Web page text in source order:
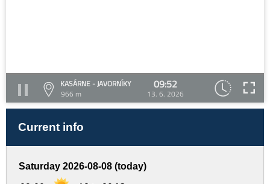
KASÁRNE - JAVORNÍKY
966 m
09:52
13. 6. 2026
Current info
Saturday 2026-08-08 (today)